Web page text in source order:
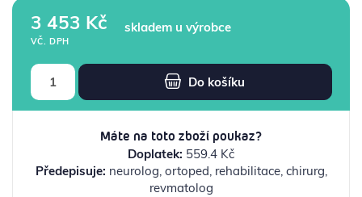
3 453 Kč
VČ. DPH
skladem u výrobce
Do košíku
Máte na toto zboží poukaz?
Doplatek: 559.4 Kč
Předepisuje: neurolog, ortoped, rehabilitace, chirurg,
revmatolog